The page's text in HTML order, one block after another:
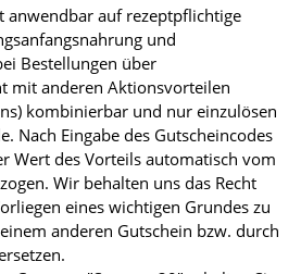
anwendbar auf rezeptpflichtige
und
Bestellungen über
mit anderen Aktionsvorteilen
kombinierbar und nur einzulösen
Nach Eingabe des Gutscheincodes
Wert des Vorteils automatisch vom
Wir behalten uns das Recht
eines wichtigen Grundes zu
anderen Gutschein bzw. durch